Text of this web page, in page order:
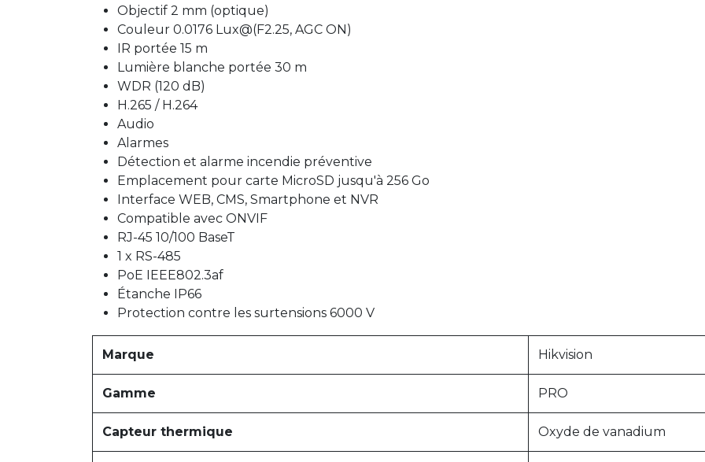
Objectif 2 mm (optique)
Couleur 0.0176 Lux@(F2.25, AGC ON)
IR portée 15 m
Lumière blanche portée 30 m
WDR (120 dB)
H.265 / H.264
Audio
Alarmes
Détection et alarme incendie préventive
Emplacement pour carte MicroSD jusqu'à 256 Go
Interface WEB, CMS, Smartphone et NVR
Compatible avec ONVIF
RJ-45 10/100 BaseT
1 x RS-485
PoE IEEE802.3af
Étanche IP66
Protection contre les surtensions 6000 V
Marque Hikvision
Gamme PRO
Capteur thermique Oxyde de vanadium